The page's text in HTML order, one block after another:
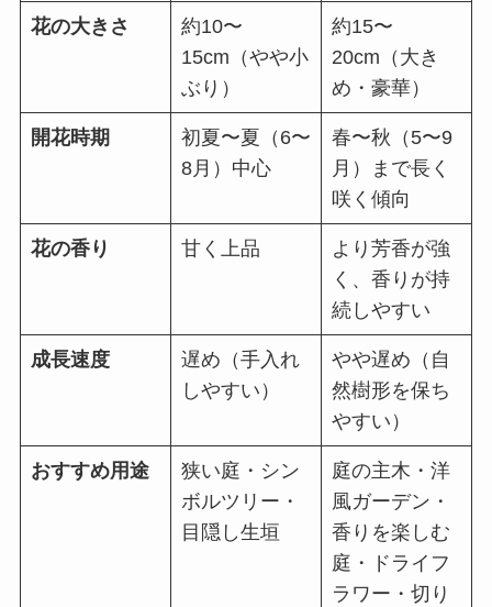
花の大きさ
約10〜
15cm（やや小
ぶり）
約15〜
20cm（大き
め・豪華）
開花時期
初夏〜夏（6〜
8月）中心
春〜秋（5〜9
月）まで長く
咲く傾向
花の香り 甘く上品
より芳香が強
く、香りが持
続しやすい
成長速度
遅め（手入れ
しやすい）
やや遅め（自
然樹形を保ち
やすい）
おすすめ用途
狭い庭・シン
ボルツリー・
目隠し生垣
庭の主木・洋
風ガーデン・
香りを楽しむ
庭・ドライフ
ラワー・切り